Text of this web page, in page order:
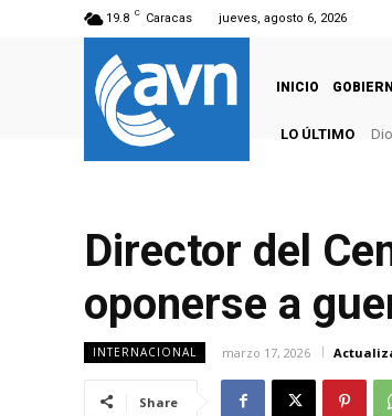
19.8 C Caracas jueves, agosto 6, 2026
INICIO
LO ÚLTIMO
Director del
oponerse a
INTERNACIONAL marzo 17, 2026
Share